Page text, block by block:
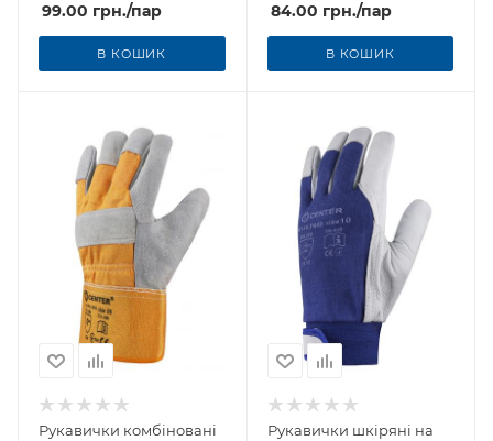
99.00 грн./пар
В КОШИК
84.00 грн./пар
В КОШИК
Рукавички комбіновані
Рукавички шкіряні на